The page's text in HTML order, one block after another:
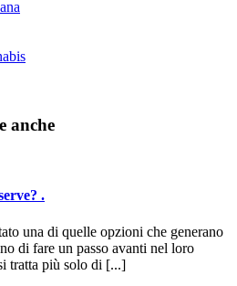
anche
.
una di quelle opzioni che generano
di fare un passo avanti nel loro
tratta più solo di [...]